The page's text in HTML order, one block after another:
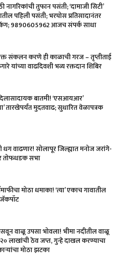
नागरिकांची तुफान पसंती; ‘दामाजी सिटी’
पहिली पसंती; भरघोस प्रतिसादानंतर
9890605962 आजच संपर्क साधा
संकलन करणे ही काळाची गरज – तृप्तीताई
यांच्या वाढदिवशी भव्य रक्तदान शिबिर
बातमी! ‘एसआयआर’
तारखेपर्यंत मुदतवाढ; सुधारित वेळापत्रक
धग वाढणार! सोलापूर जिल्ह्यात मनोज जरांगे-
तोफधडक सभा
मोठा धमाका! ‘त्या’ एकाच गावातील
वाळू उपसा भोवला! भीमा नदीतील वाळू
२० लाखांची ठेव जप्त, गुन्हे दाखल करण्याचा
मोठा झटका